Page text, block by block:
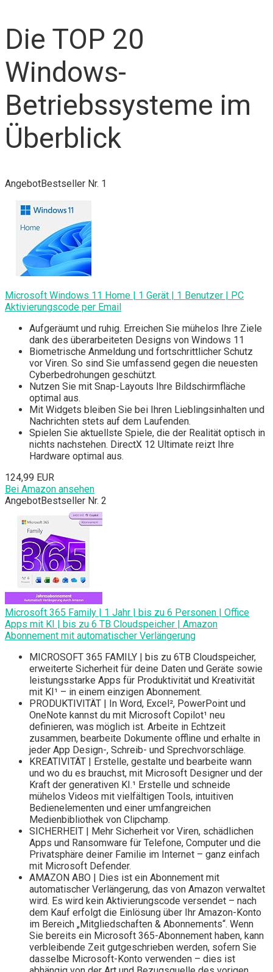
Die TOP 20
Windows-
Betriebssysteme im
Überblick
AngebotBestseller Nr. 1
Microsoft Windows 11 Home | 1 Gerät | 1 Benutzer | PC
Aktivierungscode per Email
Aufgeräumt und ruhig. Erreichen Sie mühelos Ihre Ziele
dank des überarbeiteten Designs von Windows 11
Biometrische Anmeldung und fortschrittlicher Schutz
vor Viren. So sind Sie umfassend gegen die neuesten
Cyberbedrohungen geschützt.
Nutzen Sie mit Snap-Layouts Ihre Bildschirmfläche
optimal aus.
Mit Widgets bleiben Sie bei Ihren Lieblingsinhalten und
Nachrichten stets auf dem Laufenden.
Spielen Sie aktuellste Spiele, die der Realität optisch in
nichts nachstehen. DirectX 12 Ultimate reizt Ihre
Hardware optimal aus.
124,99 EUR
Bei Amazon ansehen
AngebotBestseller Nr. 2
Microsoft 365 Family | 1 Jahr | bis zu 6 Personen | Office
Apps mit KI | bis zu 6 TB Cloudspeicher | Amazon
Abonnement mit automatischer Verlängerung
MICROSOFT 365 FAMILY | bis zu 6TB Cloudspeicher,
erweiterte Sicherheit für deine Daten und Geräte sowie
leistungsstarke Apps für Produktivität und Kreativität
mit KI¹ – in einem einzigen Abonnement.
PRODUKTIVITÄT | In Word, Excel², PowerPoint und
OneNote kannst du mit Microsoft Copilot¹ neu
definieren, was möglich ist. Arbeite in Echtzeit
zusammen, bearbeite Dokumente offline und erhalte in
jeder App Design-, Schreib- und Sprechvorschläge.
KREATIVITÄT | Erstelle, gestalte und bearbeite wann
und wo du es brauchst, mit Microsoft Designer und der
Kraft der generativen KI.¹ Erstelle und schneide
mühelos Videos mit vielfältigen Tools, intuitiven
Bedienelementen und einer umfangreichen
Medienbibliothek von Clipchamp.
SICHERHEIT | Mehr Sicherheit vor Viren, schädlichen
Apps und Ransomware für Telefone, Computer und die
Privatsphäre deiner Familie im Internet – ganz einfach
mit Microsoft Defender.
AMAZON ABO | Dies ist ein Abonnement mit
automatischer Verlängerung, das von Amazon verwaltet
wird. Es wird kein Aktivierungscode versendet – nach
dem Kauf erfolgt die Einlösung über Ihr Amazon-Konto
im Bereich „Mitgliedschaften & Abonnements“. Wenn
Sie bereits ein Microsoft 365-Abonnement haben, kann
verbleibende Zeit gutgeschrieben werden, sofern Sie
dasselbe Microsoft-Konto verwenden – dies ist